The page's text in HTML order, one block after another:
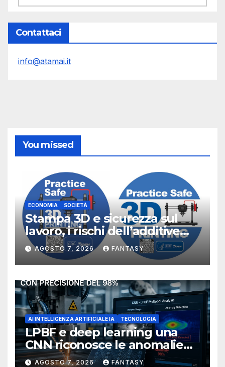
Contattaci
info@atamai.it
You missed
ECONOMIA SOCIETÀ
Stampa 3D e sicurezza sul
lavoro, i rischi dell’additive
manufacturing secondo
NIOSH
AGOSTO 7, 2026 FANTASY
AI INTELLIGENZA ARTIFICIALE IA TECNOLOGIA
LPBF e deep learning una
CNN riconosce le anomalie
del bagno di fusione
AGOSTO 7, 2026 FANTASY